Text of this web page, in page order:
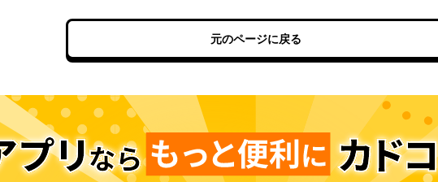
元のページに戻る